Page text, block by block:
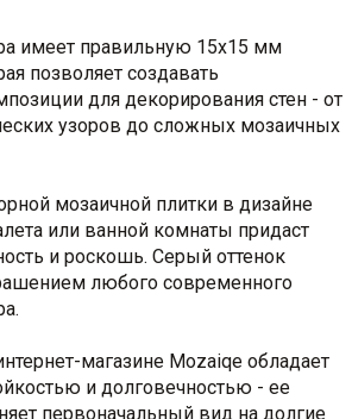
имеет правильную 15х15 мм
позволяет создавать
для декорирования стен - от
узоров до сложных мозаичных
мозаичной плитки в дизайне
или ванной комнаты придаст
и роскошь. Серый оттенок
любого современного
магазине Mozaiqe обладает
и долговечностью - ее
первоначальный вид на долгие